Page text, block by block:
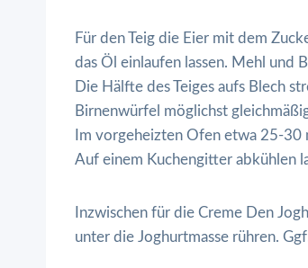
Für den Teig die Eier mit dem
das Öl einlaufen lassen. Mehl und
Die Hälfte des Teiges aufs Blech
Birnenwürfel möglichst
Im vorgeheizten Ofen etwa 25-30
Auf einem Kuchengitter abkühlen
Inzwischen für die Creme Den
unter die Joghurtmasse rühren.